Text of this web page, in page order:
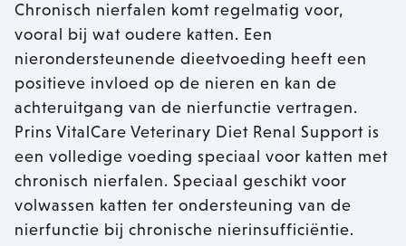
Chronisch nierfalen komt regelmatig voor,
vooral bij wat oudere katten. Een
nierondersteunende dieetvoeding heeft een
positieve invloed op de nieren en kan de
achteruitgang van de nierfunctie vertragen.
Prins VitalCare Veterinary Diet Renal Support is
een volledige voeding speciaal voor katten met
chronisch nierfalen. Speciaal geschikt voor
volwassen katten ter ondersteuning van de
nierfunctie bij chronische nierinsufficiëntie.